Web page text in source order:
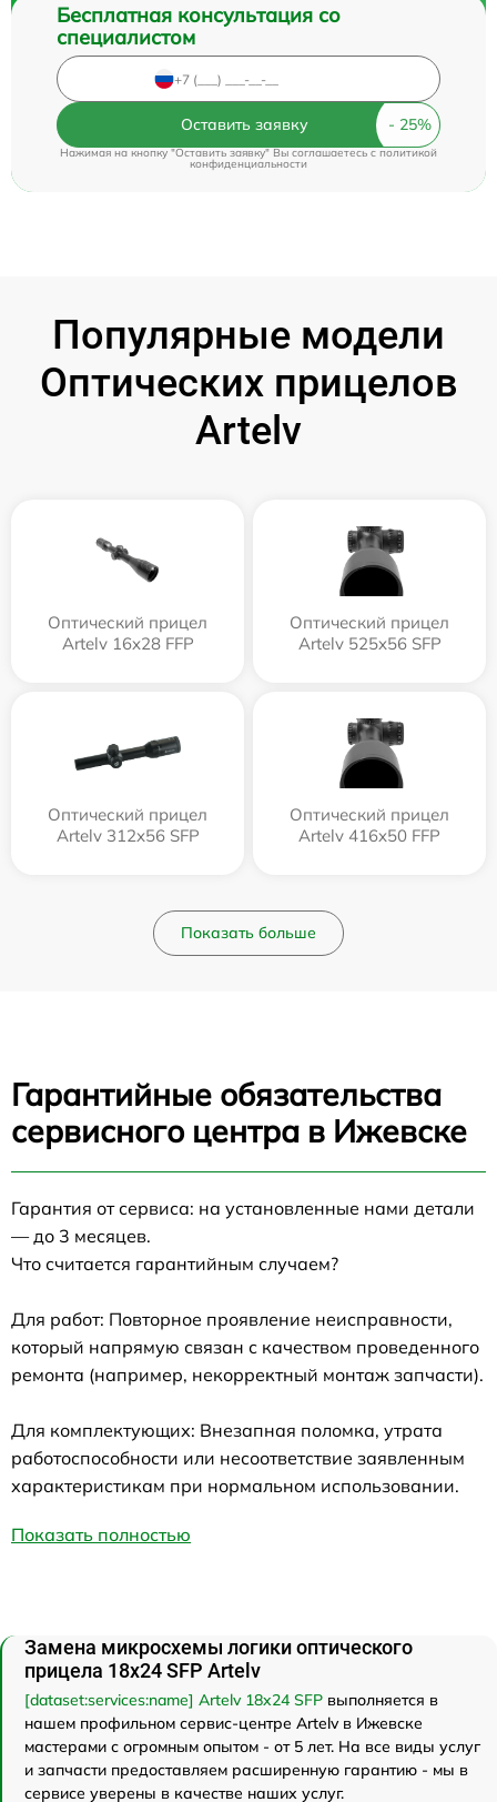
Бесплатная консультация со
специалистом
Оставить заявку
Нажимая на кнопку "Оставить заявку" Вы соглашаетесь c политикой
конфиденциальности
Популярные модели
Оптических прицелов
Artelv
Оптический прицел
Artelv 16x28 FFP
Оптический прицел
Artelv 525x56 SFP
Оптический прицел
Artelv 312x56 SFP
Оптический прицел
Artelv 416x50 FFP
Показать больше
Гарантийные обязательства
сервисного центра в Ижевске
Гарантия от сервиса: на установленные нами детали
— до 3 месяцев.
Что считается гарантийным случаем?
Для работ: Повторное проявление неисправности,
который напрямую связан с качеством проведенного
ремонта (например, некорректный монтаж запчасти).
Для комплектующих: Внезапная поломка, утрата
работоспособности или несоответствие заявленным
характеристикам при нормальном использовании.
Показать полностью
Замена микросхемы логики оптического
прицела 18x24 SFP Artelv
[dataset:services:name] Artelv 18x24 SFP выполняется в
нашем профильном сервис-центре Artelv в Ижевске
мастерами с огромным опытом - от 5 лет. На все виды услуг
и запчасти предоставляем расширенную гарантию - мы в
сервисе уверены в качестве наших услуг.